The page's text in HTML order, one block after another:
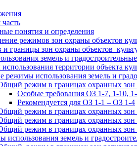
понятия и определения
режимов зон охраны объектов
и границы зон охраны объектов
земель и
территории объекта
режимы использования земель и
режим в границах охранных зон
Особые требования ОЗ 1-7, 1-10, 1-
Рекомендуется для ОЗ 1-1 – ОЗ 1-4
режим в границах охранных зон
режим в границах охранных зон
режим в границах охранных зон
использования земель и